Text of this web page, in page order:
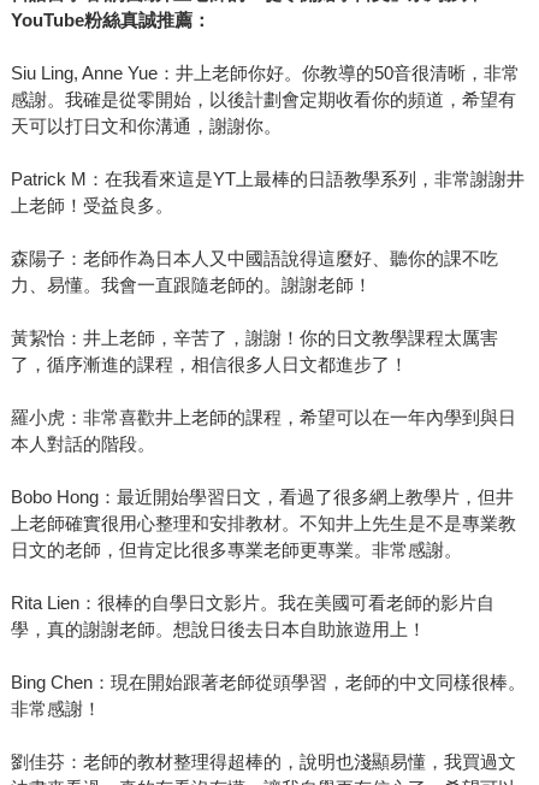
YouTube粉絲真誠推薦：
Siu Ling, Anne Yue：井上老師你好。你教導的50音很清晰，非常
感謝。我確是從零開始，以後計劃會定期收看你的頻道，希望有
天可以打日文和你溝通，謝謝你。
Patrick M：在我看來這是YT上最棒的日語教學系列，非常謝謝井
上老師！受益良多。
森陽子：老師作為日本人又中國語說得這麼好、聽你的課不吃
力、易懂。我會一直跟隨老師的。謝謝老師！
黃絜怡：井上老師，辛苦了，謝謝！你的日文教學課程太厲害
了，循序漸進的課程，相信很多人日文都進步了！
羅小虎：非常喜歡井上老師的課程，希望可以在一年內學到與日
本人對話的階段。
Bobo Hong：最近開始學習日文，看過了很多網上教學片，但井
上老師確實很用心整理和安排教材。不知井上先生是不是專業教
日文的老師，但肯定比很多專業老師更專業。非常感謝。
Rita Lien：很棒的自學日文影片。我在美國可看老師的影片自
學，真的謝謝老師。想說日後去日本自助旅遊用上！
Bing Chen：現在開始跟著老師從頭學習，老師的中文同樣很棒。
非常感謝！
劉佳芬：老師的教材整理得超棒的，說明也淺顯易懂，我買過文